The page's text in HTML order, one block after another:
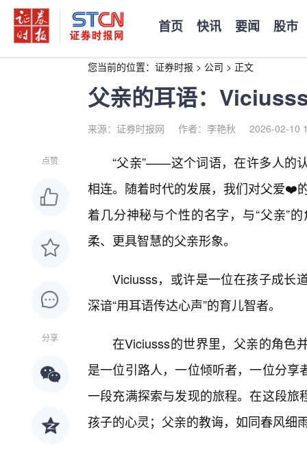
首页 快讯 要闻 股市
您当前的位置： 证券时报 > 公司 > 正文
父亲的耳语：
来源：证券时报网 作者：李艳秋 2026-02-10
点赞
分享
“父亲”——这个词语，在许多人的
相连。随着时代的发展，我们对父爱❤️
着几分神秘与个性的名字，与“父亲”
柔、更具智慧的父亲形象。
Viciusss，或许是一位在孩子成长
深谙“用耳语传达心声”的育儿智者。
在Viciusss的世界里，父亲的角色
是一位引路人，一位倾听者，一位分
一段充满探索与发现的旅程。在这段
孩子的心灵；父亲的教诲，如同春风细